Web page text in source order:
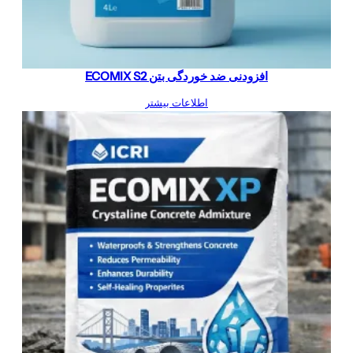
افزودنی ضد خوردگی بتن ECOMIX S2
اطلاعات بیشتر